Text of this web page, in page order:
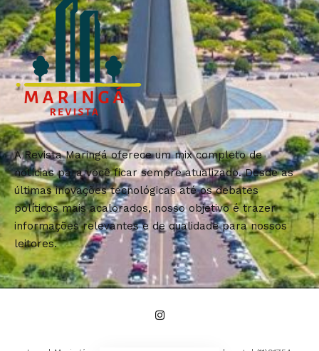
A Revista Maringá oferece um mix completo de
notícias para você ficar sempre atualizado. Desde as
últimas inovações tecnológicas até os debates
políticos mais acalorados, nosso objetivo é trazer
informações relevantes e de qualidade para nossos
leitores.